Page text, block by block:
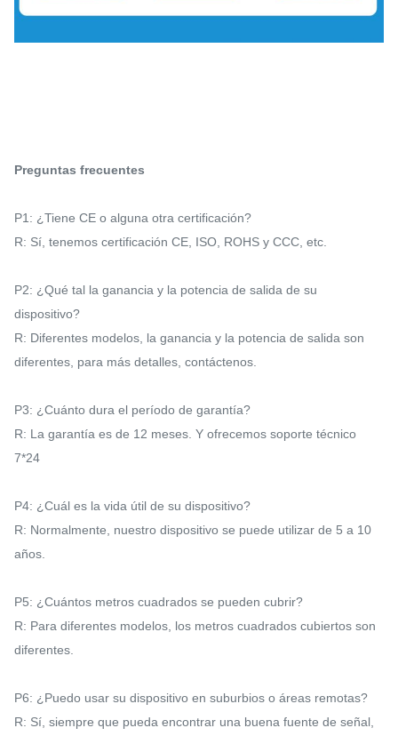
Preguntas frecuentes
P1: ¿Tiene CE o alguna otra certificación?
R: Sí, tenemos certificación CE, ISO, ROHS y CCC, etc.
P2: ¿Qué tal la ganancia y la potencia de salida de su
dispositivo?
R: Diferentes modelos, la ganancia y la potencia de salida son
diferentes, para más detalles, contáctenos.
P3: ¿Cuánto dura el período de garantía?
R: La garantía es de 12 meses. Y ofrecemos soporte técnico
7*24
P4: ¿Cuál es la vida útil de su dispositivo?
R: Normalmente, nuestro dispositivo se puede utilizar de 5 a 10
años.
P5: ¿Cuántos metros cuadrados se pueden cubrir?
R: Para diferentes modelos, los metros cuadrados cubiertos son
diferentes.
P6: ¿Puedo usar su dispositivo en suburbios o áreas remotas?
R: Sí, siempre que pueda encontrar una buena fuente de señal,